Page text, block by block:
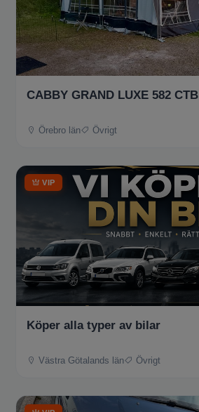
CABBY GRAND LUXE 582 CTB
Örebro län Övrigt
VIP
Köper alla typer av bilar
Västra Götalands län Övrigt